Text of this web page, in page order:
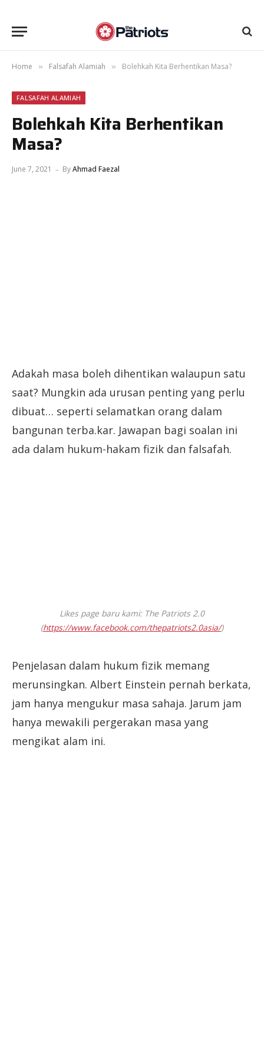
Home » Falsafah Alamiah » Bolehkah Kita Berhentikan Masa?
FALSAFAH ALAMIAH
Bolehkah Kita Berhentikan
Masa?
June 7, 2021 ByAhmad Faezal
Adakah masa boleh dihentikan walaupun satu
saat? Mungkin ada urusan penting yang perlu
dibuat… seperti selamatkan orang dalam
bangunan terba.kar. Jawapan bagi soalan ini
ada dalam hukum-hakam fizik dan falsafah.
Likes page baru kami: The Patriots 2.0
(https://www.facebook.com/thepatriots2.0asia/)
Penjelasan dalam hukum fizik memang
merunsingkan. Albert Einstein pernah berkata,
jam hanya mengukur masa sahaja. Jarum jam
hanya mewakili pergerakan masa yang
mengikat alam ini.